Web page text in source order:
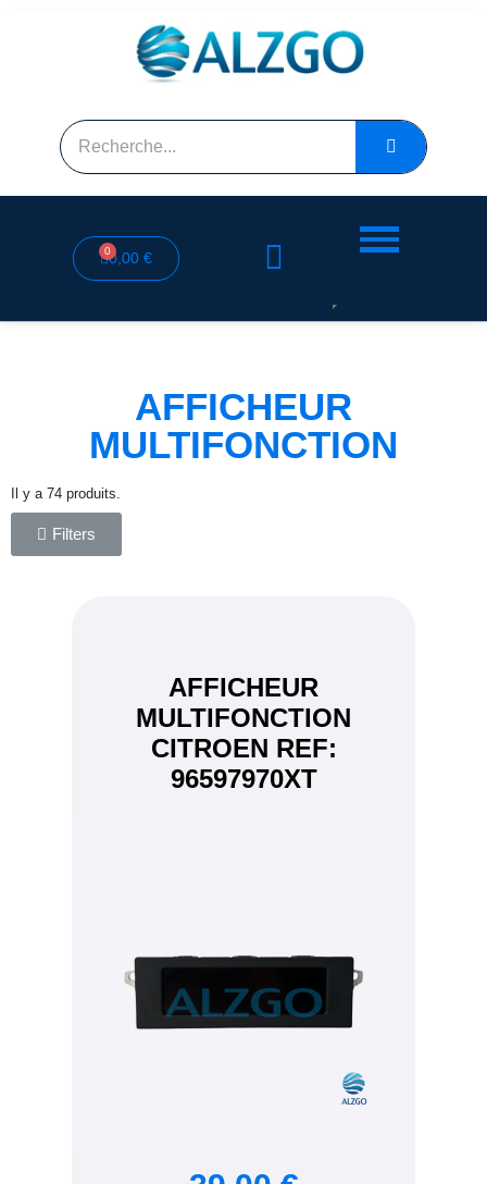
0,00 €
AFFICHEUR
MULTIFONCTION
Il y a 74 produits.
Filters
AFFICHEUR
MULTIFONCTION
CITROEN REF:
96597970XT